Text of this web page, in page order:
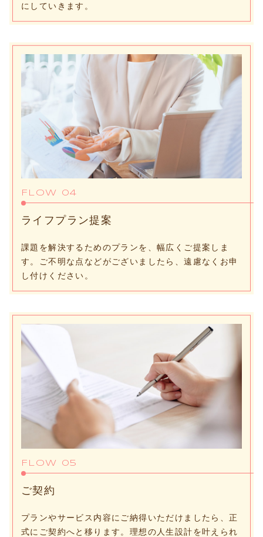
にしていきます。
FLOW 04
ライフプラン提案
課題を解決するためのプランを、幅広くご提案しま
す。ご不明な点などがございましたら、遠慮なくお申
し付けください。
FLOW 05
ご契約
プランやサービス内容にご納得いただけましたら、正
式にご契約へと移ります。理想の人生設計を叶えられ